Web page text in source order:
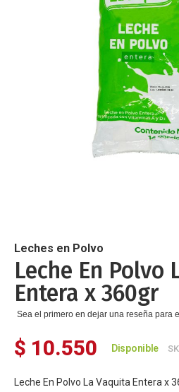
de
la
galería
de
imágenes
Leches en Polvo
Leche En Polvo
Entera x 360gr
Sea el primero en dejar una reseña para
$ 10.550 Disponible
Leche En Polvo La Vaquita Entera x